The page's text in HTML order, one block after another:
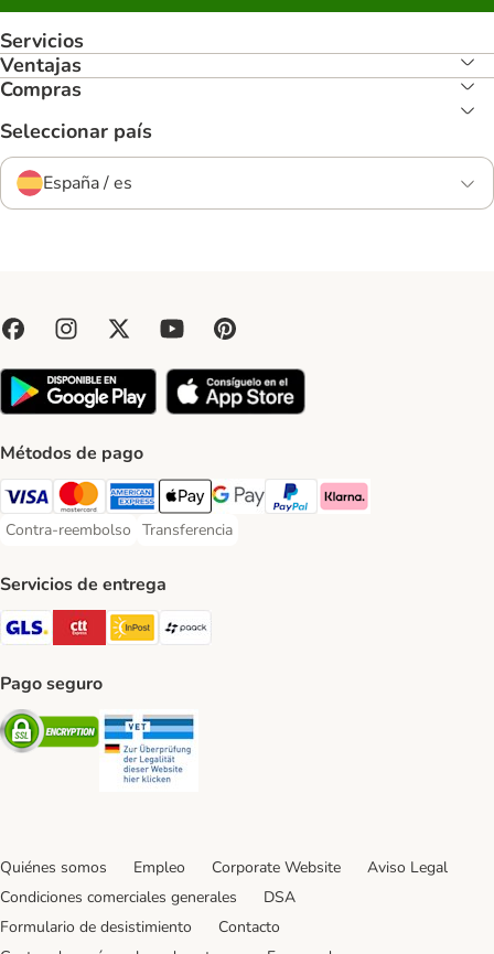
Servicios
Ventajas
Compras
Seleccionar país
España / es
Métodos de pago
Visa Payment Method
Mastercard Payment Method
American Express Payment Method
Apple Pay Payment Method
Google Pay Payment Method
PayPal Payment Method
Klarna Payment Method
Contra-reembolso
Contra-reembolso Payment Method
Transferencia
Transferencia Payment Method
Servicios de entrega
GLS Shipping Method
CTTExpress Shipping Method
InPost Shipping Method
Pago seguro
Security
Quiénes somos Empleo Corporate Website
Aviso Legal
Condiciones comerciales generales
DSA
Formulario de desistimiento
Contacto